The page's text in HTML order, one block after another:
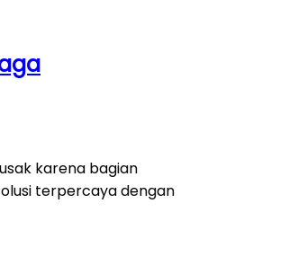
karena bagian
terpercaya dengan